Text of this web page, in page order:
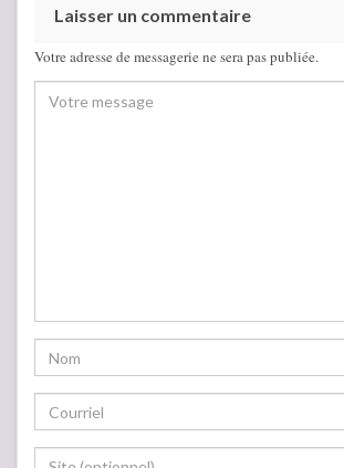
Laisser un commentaire
Votre adresse de messagerie ne sera pas publiée.